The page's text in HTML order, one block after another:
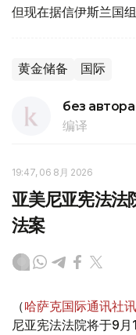
但现在据信伊斯兰国
黄金储备 国际
без автора
编译
19:47, 06 8月 2026
亚美尼亚宪法法
法案
（哈萨克国际通讯社讯
尼亚宪法法院将于9